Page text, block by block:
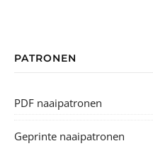
PATRONEN
PDF naaipatronen
Geprinte naaipatronen